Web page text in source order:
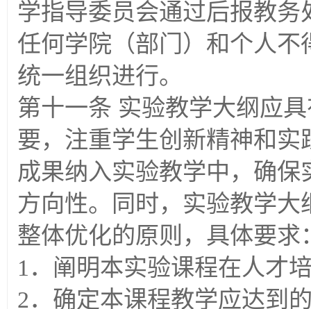
学指导委员会通过后报教
任何学院（部门）和个人
统一组织进行。
第十一条 实验教学大纲应
要，注重学生创新精神和
成果纳入实验教学中，确
方向性。同时，实验教学
整体优化的原则，具体要求
1．阐明本实验课程在人才
2．确定本课程教学应达到